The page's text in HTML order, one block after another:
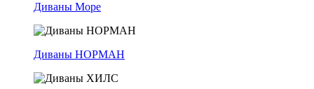
Диваны Море
Диваны НОРМАН